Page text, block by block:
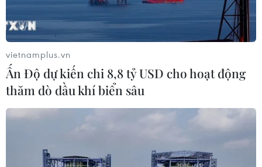
18 lần so với năm 2002.
vietnamplus.vn
Ấn Độ dự kiến chi 8,8 tỷ USD cho hoạt động
thăm dò dầu khí biển sâu